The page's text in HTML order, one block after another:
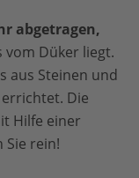
abgetragen,
vom Düker liegt.
aus Steinen und
Die
Hilfe einer
Sie rein!